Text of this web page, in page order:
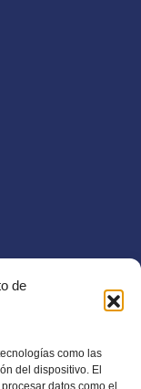
de
como las
del dispositivo. El
datos como el